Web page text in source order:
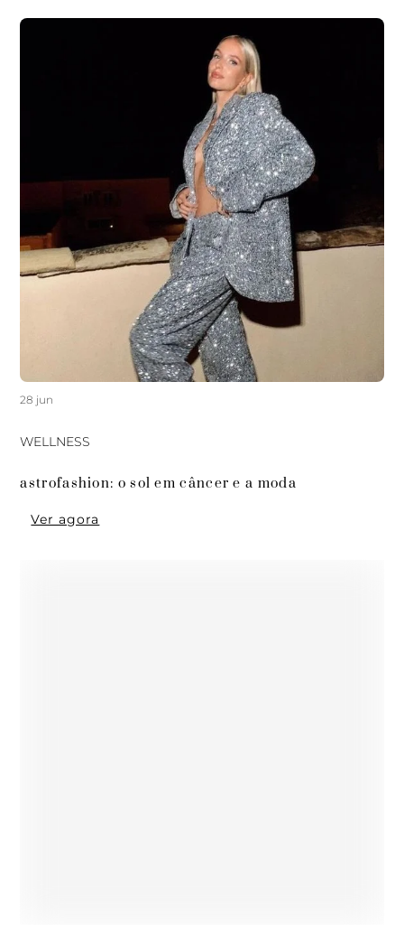
28 jun
WELLNESS
astrofashion: o sol em câncer e a moda
Ver agora